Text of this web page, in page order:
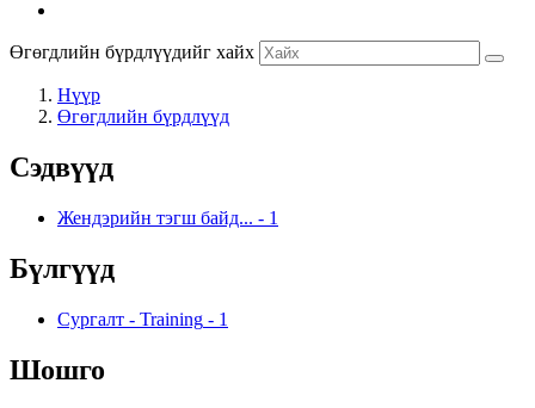
Өгөгдлийн бүрдлүүдийг хайх
Нүүр
Өгөгдлийн бүрдлүүд
Сэдвүүд
Жендэрийн тэгш байд... - 1
Бүлгүүд
Сургалт - Training - 1
Шошго